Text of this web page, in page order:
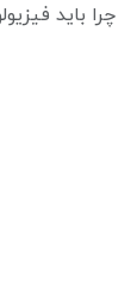
چرا باید